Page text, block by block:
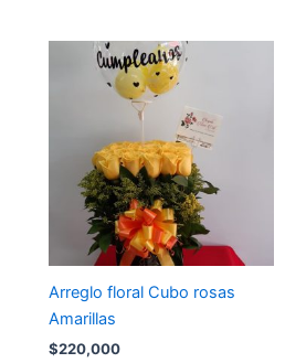
Arreglo floral Cubo rosas
Amarillas
$220,000